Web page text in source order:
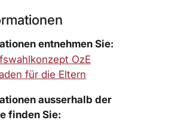
entnehmen Sie:
OzE
für die Eltern
ausserhalb der
finden Sie: